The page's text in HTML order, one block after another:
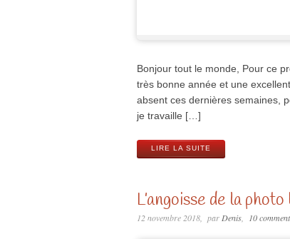
Bonjour tout le monde, Pour ce
très bonne année et une
absent ces dernières semaines,
je travaille […]
LIRE LA SUITE
L’angoisse de la
12 novembre 2018 par Denis 10